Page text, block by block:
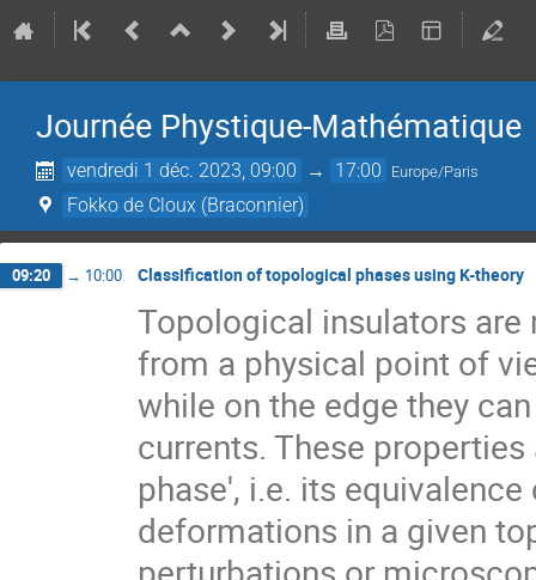
Journée Phystique-Mathématique
vendredi 1 déc. 2023, 09:00 → 17:00 Europe/Paris
Fokko de Cloux (Braconnier)
09:20 → 10:00 Classification of topological phases using K-theory
Topological insulators
from a physical point of
while on the edge they
currents. These
phase', i.e. its
deformations in a given